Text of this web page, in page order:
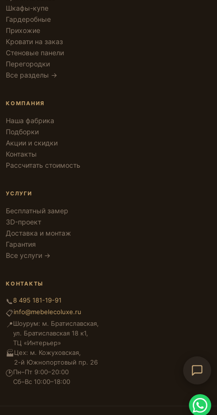
Шкафы-купе
Гардеробные
Прихожие
Кровати на заказ
Стеновые панели
Перегородки
Все разделы →
КОМПАНИЯ
Наша фабрика
Подборки
Акции и скидки
Контакты
Рассчитать стоимость
УСЛУГИ
Бесплатный замер
3D-проект
Доставка и монтаж
Гарантия
Все услуги →
КОНТАКТЫ
📞8 495 181-19-91
📋info@mebelecoluxe.ru
📍Шоурум: м. Братиславская,
ул. Братиславская 18 к1,
ТЦ «Интерьер»
🏭Цех: м. Кожуховская,
2-й Южнопортовый пр. 26
🕑Пн–Пт 9:00–20:00
Сб–Вс 10:00–18:00